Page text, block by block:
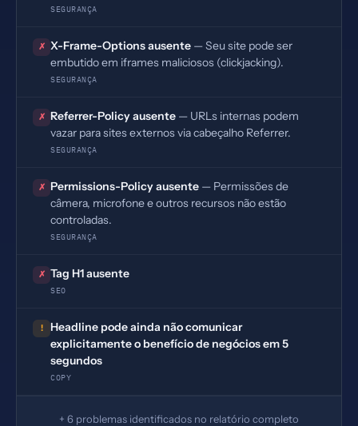
SEGURANÇA
✗ X-Frame-Options ausente — Seu site pode ser
embutido em iframes maliciosos (clickjacking).
SEGURANÇA
✗ Referrer-Policy ausente — URLs internas podem
vazar para sites externos via cabeçalho Referrer.
SEGURANÇA
✗ Permissions-Policy ausente — Permissões de
câmera, microfone e outros recursos não estão
controladas.
SEGURANÇA
✗ Tag H1 ausente
SEO
!
Headline pode ainda não comunicar
explicitamente o benefício de negócios em 5
segundos
COPY
+ 6 problemas identificados no relatório completo